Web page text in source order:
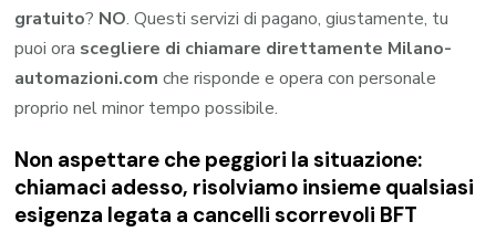
gratuito? NO. Questi servizi di pagano, giustamente, tu
puoi ora scegliere di chiamare direttamente Milano-
automazioni.com che risponde e opera con personale
proprio nel minor tempo possibile.
Non aspettare che peggiori la situazione:
chiamaci adesso, risolviamo insieme qualsiasi
esigenza legata a cancelli scorrevoli BFT